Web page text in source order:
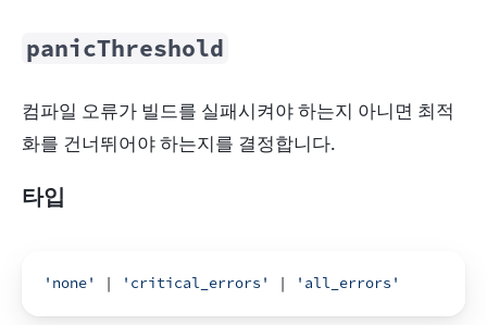
panicThreshold
컴파일 오류가 빌드를 실패시켜야 하는지 아니면 최적
화를 건너뛰어야 하는지를 결정합니다.
타입
'none' | 'critical_errors' | 'all_errors'